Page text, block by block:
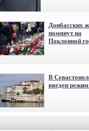
Донбасских
помянут на
Поклонной
В
введен